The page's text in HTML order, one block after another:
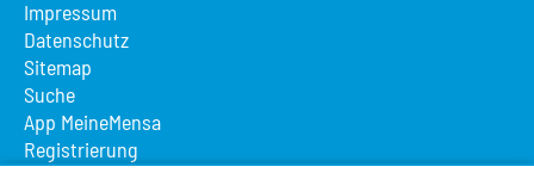
Impressum
Datenschutz
Sitemap
Suche
App MeineMensa
Registrierung